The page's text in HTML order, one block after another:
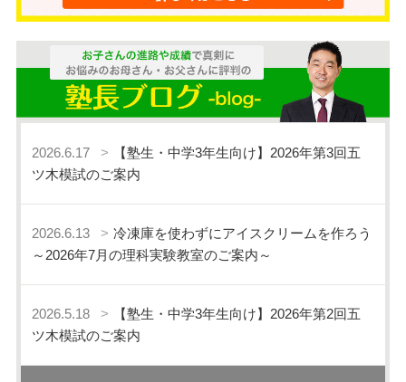
2026.6.17
【塾生・中学3年生向け】2026年第3回五
ツ木模試のご案内
2026.6.13
冷凍庫を使わずにアイスクリームを作ろう
～2026年7月の理科実験教室のご案内～
2026.5.18
【塾生・中学3年生向け】2026年第2回五
ツ木模試のご案内